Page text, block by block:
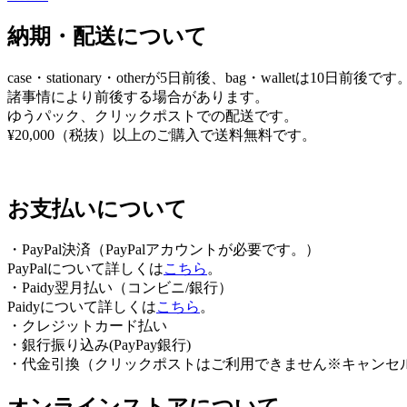
ー
シ
ョ
ン
納期・配送について
case・stationary・otherが5日前後、bag・walletは10日前後です。
諸事情により前後する場合があります。
ゆうパック、クリックポストでの配送です。
¥20,000（税抜）以上のご購入で送料無料です。
お支払いについて
・PayPal決済（PayPalアカウントが必要です。）
PayPalについて詳しくはこちら。
・Paidy翌⽉払い（コンビニ/銀⾏）
Paidyについて詳しくはこちら。
・クレジットカード払い
・銀行振り込み(PayPay銀行)
・代金引換（クリックポストはご利用できません※キャンセ